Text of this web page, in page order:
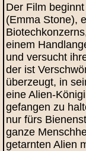
Der Film
(Emma Stone),
einem
und versucht
der ist
überzeugt, in
eine Alien-
gefangen zu
nur fürs
ganze
getarnten Alien